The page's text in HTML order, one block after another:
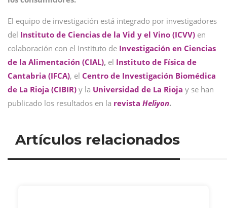
El equipo de investigación está integrado por investigadores
del Instituto de Ciencias de la Vid y el Vino (ICVV) en
colaboración con el Instituto de Investigación en Ciencias
de la Alimentación (CIAL), el Instituto de Física de
Cantabria (IFCA), el Centro de Investigación Biomédica
de La Rioja (CIBIR) y la Universidad de La Rioja y se han
publicado los resultados en la revista Heliyon.
Artículos relacionados